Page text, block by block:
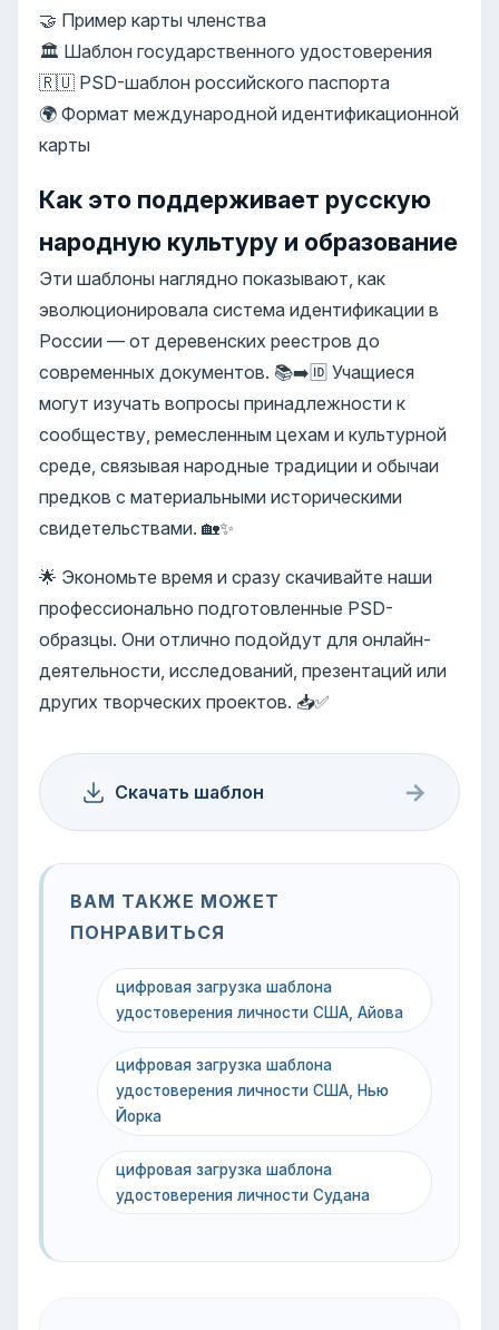
🤝 Пример карты членства
🏛️ Шаблон государственного удостоверения
🇷🇺 PSD-шаблон российского паспорта
🌍 Формат международной идентификационной
карты
Как это поддерживает русскую
народную культуру и образование
Эти шаблоны наглядно показывают, как
эволюционировала система идентификации в
России — от деревенских реестров до
современных документов. 📚➡️🆔 Учащиеся
могут изучать вопросы принадлежности к
сообществу, ремесленным цехам и культурной
среде, связывая народные традиции и обычаи
предков с материальными историческими
свидетельствами. 🏡✨
🌟 Экономьте время и сразу скачивайте наши
профессионально подготовленные PSD-
образцы. Они отлично подойдут для онлайн-
деятельности, исследований, презентаций или
других творческих проектов. 📥✅
Скачать шаблон →
ВАМ ТАКЖЕ МОЖЕТ
ПОНРАВИТЬСЯ
цифровая загрузка шаблона
удостоверения личности США, Айова
цифровая загрузка шаблона
удостоверения личности США, Нью
Йорка
цифровая загрузка шаблона
удостоверения личности Судана